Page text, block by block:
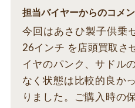
担当バイヤーからのコメン
今回はあさひ製子供乗
26インチ を店頭買取さ
イヤのパンク、サドル
なく状態は比較的良か
りました。ご購入時の